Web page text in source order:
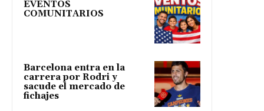
EVENTOS
COMUNITARIOS
Barcelona entra en la
carrera por Rodri y
sacude el mercado de
fichajes